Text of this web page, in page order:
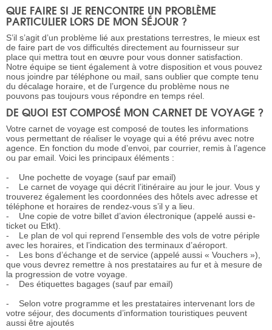
QUE FAIRE SI JE RENCONTRE UN PROBLÈME
PARTICULIER LORS DE MON SÉJOUR ?
S’il s’agit d’un problème lié aux prestations terrestres, le mieux est
de faire part de vos difficultés directement au fournisseur sur
place qui mettra tout en œuvre pour vous donner satisfaction.
Notre équipe se tient également à votre disposition et vous pouvez
nous joindre par téléphone ou mail, sans oublier que compte tenu
du décalage horaire, et de l’urgence du problème nous ne
pouvons pas toujours vous répondre en temps réel.
DE QUOI EST COMPOSÉ MON CARNET DE VOYAGE ?
Votre carnet de voyage est composé de toutes les informations
vous permettant de réaliser le voyage qui a été prévu avec notre
agence. En fonction du mode d’envoi, par courrier, remis à l’agence
ou par email. Voici les principaux éléments :
- Une pochette de voyage (sauf par email)
- Le carnet de voyage qui décrit l’itinéraire au jour le jour. Vous y
trouverez également les coordonnées des hôtels avec adresse et
téléphone et horaires de rendez-vous s’il y a lieu.
- Une copie de votre billet d’avion électronique (appelé aussi e-
ticket ou Etkt).
- Le plan de vol qui reprend l’ensemble des vols de votre périple
avec les horaires, et l’indication des terminaux d’aéroport.
- Les bons d’échange et de service (appelé aussi « Vouchers »),
que vous devrez remettre à nos prestataires au fur et à mesure de
la progression de votre voyage.
- Des étiquettes bagages (sauf par email)
- Selon votre programme et les prestataires intervenant lors de
votre séjour, des documents d’information touristiques peuvent
aussi être ajoutés